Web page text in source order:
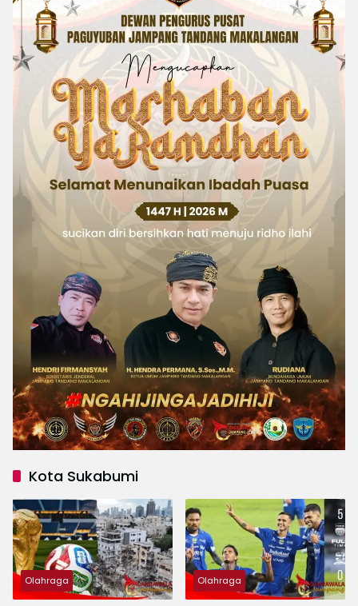
Kota Sukabumi
Olahraga Olahraga